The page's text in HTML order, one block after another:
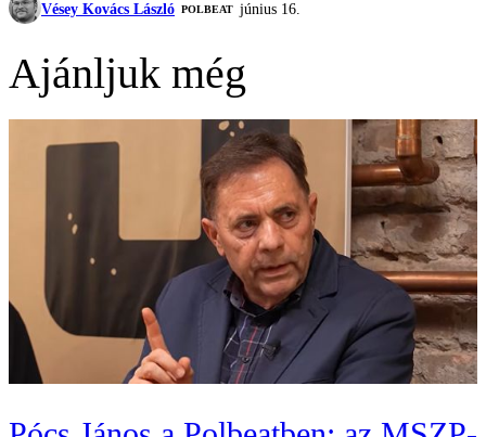
Vésey Kovács László ‎POLBEAT június 16.
Ajánljuk még